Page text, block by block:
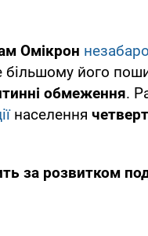
Омікрон
більшому його
обмеження.
населення
за розвитком